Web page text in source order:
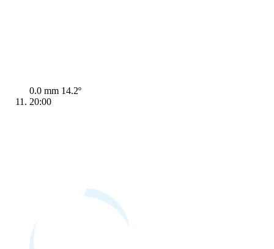
0.0 mm 14.2º
20:00